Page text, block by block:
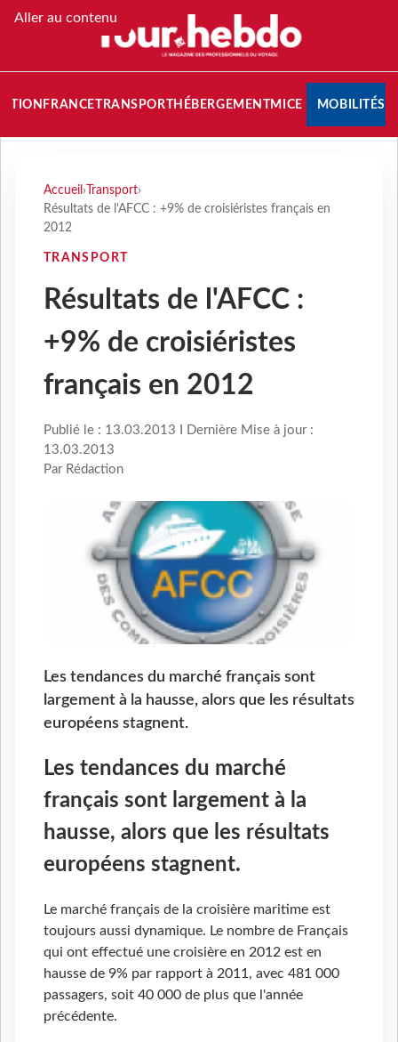
Aller au contenu
FRANCETRANSPORT HÉBERGEMENTMICE MOBILITÉS
Accueil › Transport›
Résultats de l'AFCC : +9% de croisiéristes français en
2012
TRANSPORT
Résultats de l'AFCC :
+9% de croisiéristes
français en 2012
Publié le : 13.03.2013 I Dernière Mise à jour :
13.03.2013
Par Rédaction
Les tendances du marché français sont
largement à la hausse, alors que les résultats
européens stagnent.
Les tendances du marché
français sont largement à la
hausse, alors que les résultats
européens stagnent.
Le marché français de la croisière maritime est
toujours aussi dynamique. Le nombre de Français
qui ont effectué une croisière en 2012 est en
hausse de 9% par rapport à 2011, avec 481 000
passagers, soit 40 000 de plus que l'année
précédente.